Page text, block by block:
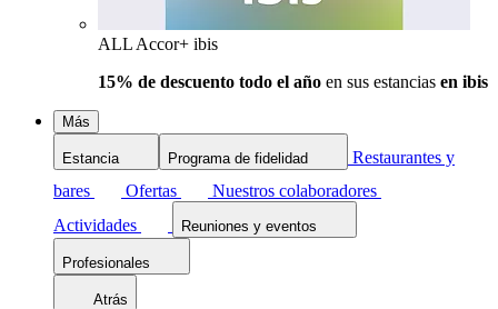
ALL Accor+ ibis
15% de descuento todo el año en sus estancias en ibis
Más
Estancia Programa de fidelidad
Restaurantes y
bares
Ofertas
Nuestros colaboradores
Actividades
Reuniones y eventos
Profesionales
Atrás